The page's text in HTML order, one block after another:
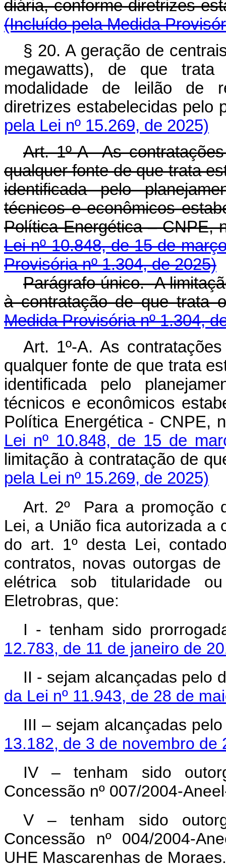
diária, conforme diretrizes
(Incluído pela Medida
§ 20. A geração de
megawatts), de que
modalidade de leilão de
diretrizes estabelecidas
pela Lei nº 15.269, de 2025)
Art. 1º-A As
qualquer fonte de que trata
identificada pelo
técnicos e econômicos
Política Energética – CNPE,
Lei nº 10.848, de 15 de
Provisória nº 1.304, de 2025)
Parágrafo único. A
à contratação de que
Medida Provisória nº 1.304,
Art. 1º-A. As
qualquer fonte de que trata
identificada pelo
técnicos e econômicos
Política Energética - CNPE,
Lei nº 10.848, de 15 de
limitação à contratação de
pela Lei nº 15.269, de 2025)
Art. 2º Para a promoção
Lei, a União fica autorizada a
do art. 1º desta Lei,
contratos, novas outorgas
elétrica sob titularidade
Eletrobras, que:
I - tenham sido
12.783, de 11 de janeiro de
II - sejam alcançadas pelo
da Lei nº 11.943, de 28 de
III – sejam alcançadas
13.182, de 3 de novembro de
IV – tenham sido
Concessão nº 007/2004-
V – tenham sido
Concessão nº 004/2004-
UHE Mascarenhas de Moraes.